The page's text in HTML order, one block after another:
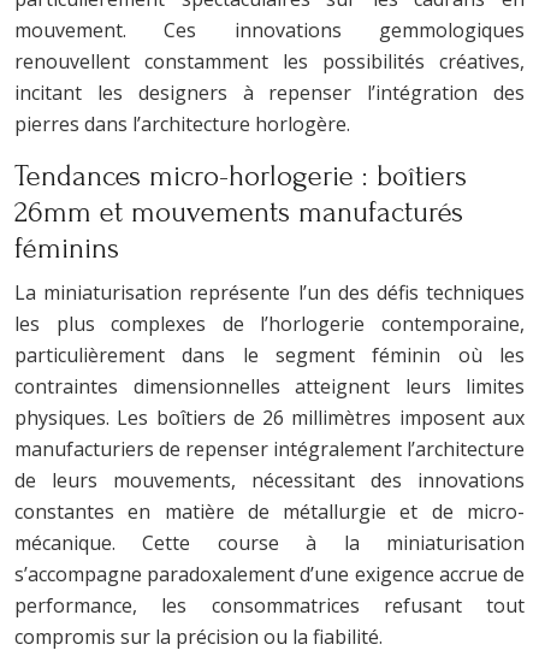
mouvement. Ces innovations gemmologiques
renouvellent constamment les possibilités créatives,
incitant les designers à repenser l’intégration des
pierres dans l’architecture horlogère.
Tendances micro-horlogerie : boîtiers
26mm et mouvements manufacturés
féminins
La miniaturisation représente l’un des défis techniques
les plus complexes de l’horlogerie contemporaine,
particulièrement dans le segment féminin où les
contraintes dimensionnelles atteignent leurs limites
physiques. Les boîtiers de 26 millimètres imposent aux
manufacturiers de repenser intégralement l’architecture
de leurs mouvements, nécessitant des innovations
constantes en matière de métallurgie et de micro-
mécanique. Cette course à la miniaturisation
s’accompagne paradoxalement d’une exigence accrue de
performance, les consommatrices refusant tout
compromis sur la précision ou la fiabilité.